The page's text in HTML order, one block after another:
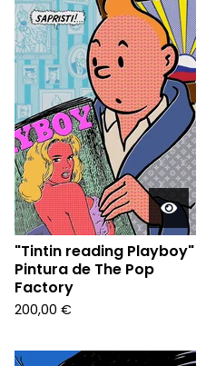
"Tintin reading Playboy"
Pintura de The Pop
Factory
200,00 €